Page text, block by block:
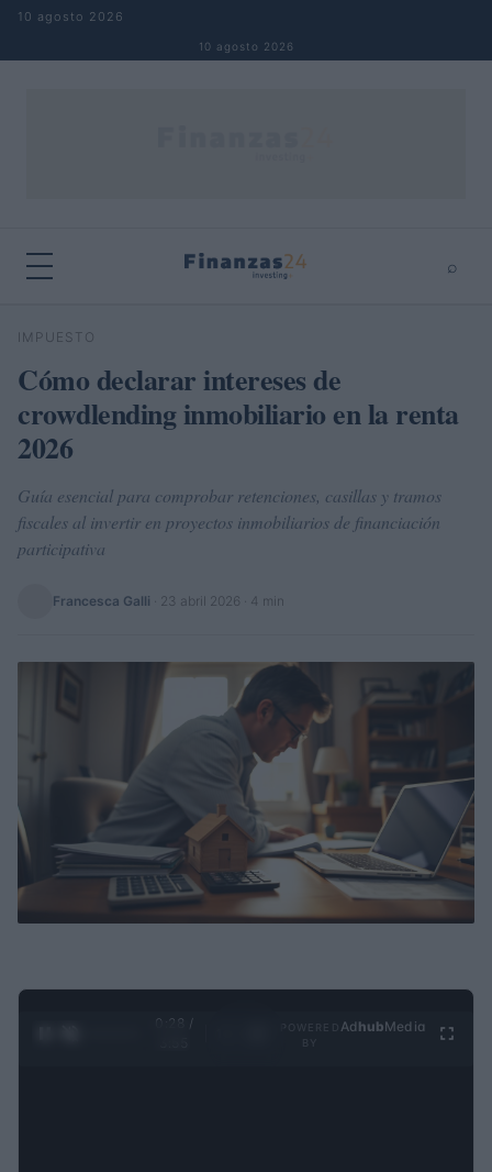
Saltar al contenido
10 agosto 2026
10 agosto 2026
⌕
Buscar
IMPUESTO
Cómo declarar intereses de
crowdlending inmobiliario en la renta
2026
Guía esencial para comprobar retenciones, casillas y tramos
fiscales al invertir en proyectos inmobiliarios de financiación
participativa
Francesca Galli 23 abril 2026 · 4 min
0:29 /
Ad hubMedia